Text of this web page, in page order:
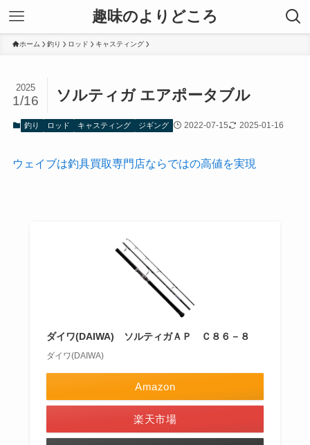
趣味のよりどころ
ホーム 釣り ロッド キャスティング
ソルティガ エアポータブル
2025
1/16
釣り ロッド キャスティング ジギング 2022-07-15 2025-01-16
ウェイブは釣具買取専門店ならではの高値を実現
ダイワ(DAIWA) ソルティガＡＰ Ｃ８６－８
ダイワ(DAIWA)
Amazon
楽天市場